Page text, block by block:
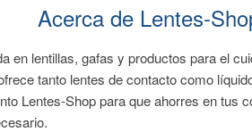
Acerca de Lentes-
en lentillas, gafas y productos para el
tanto lentes de contacto como
Lentes-Shop para que ahorres en tus